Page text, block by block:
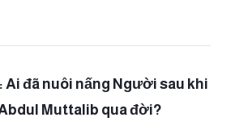
Ai đã nuôi nấng Người sau khi
Muttalib qua đời?